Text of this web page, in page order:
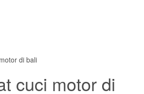
cuci motor di